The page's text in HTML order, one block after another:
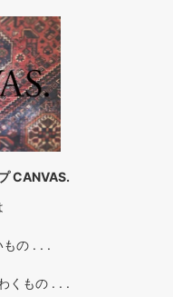
CANVAS.
もの . . .
くもの . . .